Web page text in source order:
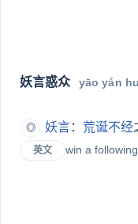
妖言惑众 yāo yán
◎ 妖言： 荒诞不经
英文 win a